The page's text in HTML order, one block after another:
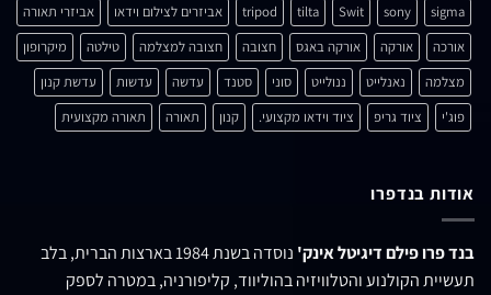
sigma
sony
Swit
tilta
tripod אביזרים לצילום וידאו
אביזרי תאורה
אורכה
אורקה אורקה באגס חצובה חצובה למצלמה טילטה
מיקרופון
מצלמה
נאנלייט ננולייט סוני סטנד עדשה עדשות
עדשת קנון
פוג'י
ציוד גריפ ציוד וידאו מקצועי. קנון תאורה תאורה מקצועית
אודות בנדפרו
בנד פרו פילם דיגיטל אינק'
נוסדה בשנת 1984 בארצות הברית, בלב
תעשיית הקולנוע והטלוויזיה בהוליווד, קליפורניה, במטרה לספק